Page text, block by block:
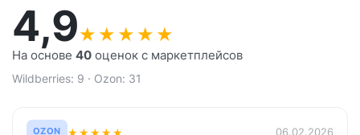
4,9★ ★ ★ ★ ★
На основе 40 оценок с маркетплейсов
Wildberries: 9 · Ozon: 31
OZON ★★★★★ 06.02.2026